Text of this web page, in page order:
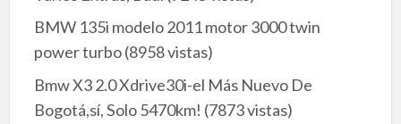
BMW 135i modelo 2011 motor 3000 twin
power turbo(8958 vistas)
Bmw X3 2.0 Xdrive30i-el Más Nuevo De
Bogotá,sí, Solo 5470km! (7873 vistas)